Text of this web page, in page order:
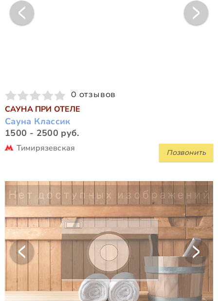
0 отзывов
САУНА ПРИ ОТЕЛЕ
Сауна Классик
1500 - 2500 руб.
Позвонить
Тимирязевская